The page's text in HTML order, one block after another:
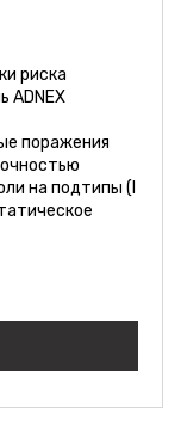
риска
ADNEX
поражения
на подтипы (I